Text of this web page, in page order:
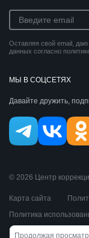
Оставляя свой email,
данных согласно
МЫ В СОЦСЕТЯХ
Давайте дружить,
© 2026 Центр
Карта сайта
Политика
Публичная оферта
Продолжая